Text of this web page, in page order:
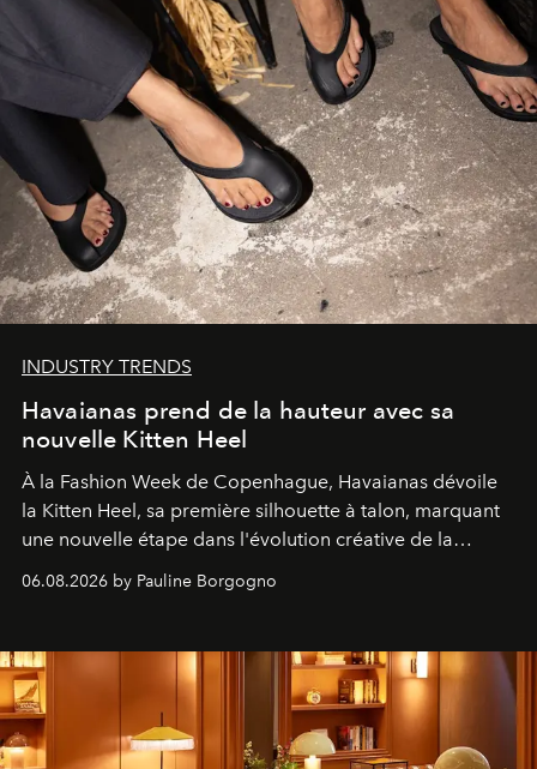
INDUSTRY TRENDS
Havaianas prend de la hauteur avec sa
nouvelle Kitten Heel
À la Fashion Week de Copenhague, Havaianas dévoile
la Kitten Heel, sa première silhouette à talon, marquant
une nouvelle étape dans l'évolution créative de la
06.08.2026 by Pauline Borgogno